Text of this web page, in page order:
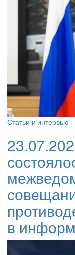
Статьи и интервью
в